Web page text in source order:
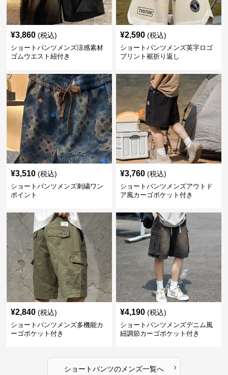
¥3,860 (税込)
ショートパンツメンズ涼感素材
ゴムウエスト紐付き
¥2,590 (税込)
ショートパンツメンズ英字ロゴ
プリント裾折り返し
¥3,510 (税込)
ショートパンツメンズ刺繍ワン
ポイント
¥3,760 (税込)
ショートパンツメンズアウトド
ア風カーゴポケット付き
¥2,840 (税込)
ショートパンツメンズ多機能カ
ーゴポケット付き
¥4,190 (税込)
ショートパンツメンズデニム風
紐調節カーゴポケット付き
ショートパンツのメンズ一覧へ ›